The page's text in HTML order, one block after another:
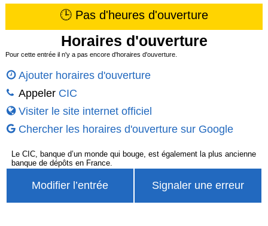
🕒 Pas d'heures d'ouverture
Horaires d'ouverture
Pour cette entrée il n'y a pas encore d'horaires d'ouverture.
Ajouter horaires d'ouverture
Appeler CIC
Visiter le site internet officiel
Chercher les horaires d'ouverture sur Google
Le CIC, banque d’un monde qui bouge, est également la plus ancienne
banque de dépôts en France.
Modifier l’entrée Signaler une erreur